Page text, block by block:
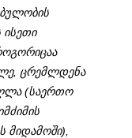
ისეთი
ცრემლდენა
(საერთო
მიდამოში),